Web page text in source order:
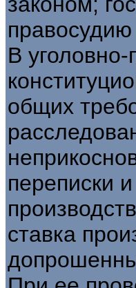
В
общих
переписки
ставка